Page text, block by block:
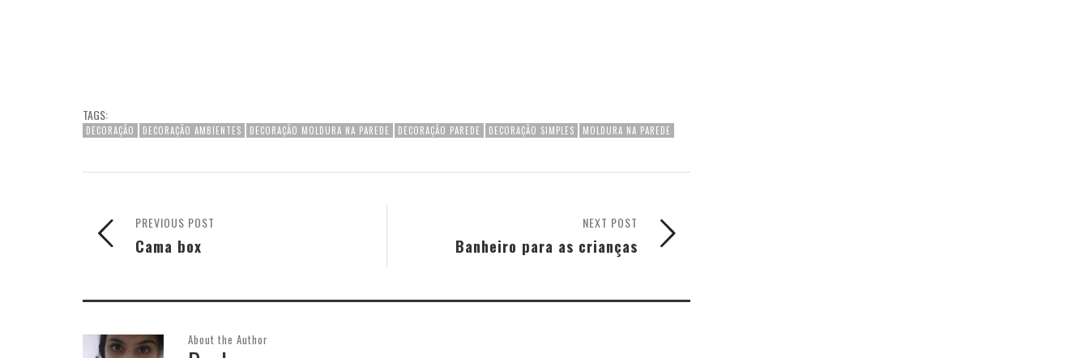
TAGS:
DECORAÇÃO DECORAÇÃO AMBIENTES DECORAÇÃO MOLDURA NA PAREDE DECORAÇÃO PAREDE DECORAÇÃO SIMPLES MOLDURA NA PAREDE
NEXT POST
Banheiro para as crianças
PREVIOUS POST
Cama box
About the Author